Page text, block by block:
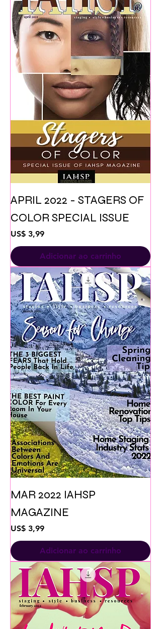
APRIL 2022 - STAGERS OF
COLOR SPECIAL ISSUE
Preço
US$ 3,99
Adicionar ao carrinho
MAR 2022 IAHSP
MAGAZINE
Preço
US$ 3,99
Adicionar ao carrinho